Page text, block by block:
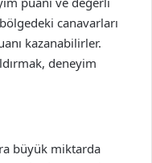
canavarları
kazanabilirler.
deneyim
büyük miktarda